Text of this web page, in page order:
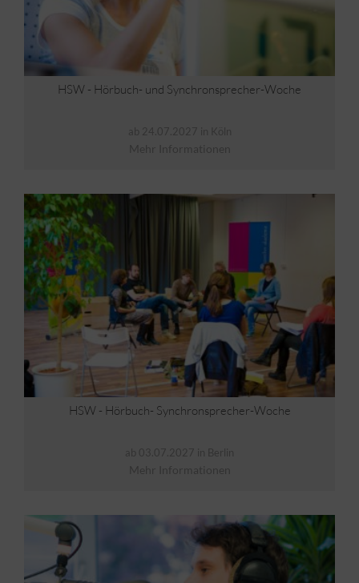
HSW - Hörbuch- und Synchronsprecher-Woche
ab 24.07.2027 in Köln
Mehr Informationen
HSW - Hörbuch- Synchronsprecher-Woche
ab 03.07.2027 in Berlin
Mehr Informationen